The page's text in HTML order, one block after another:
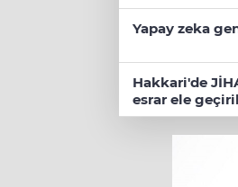
Yapay zeka
Hakkari'de
esrar ele